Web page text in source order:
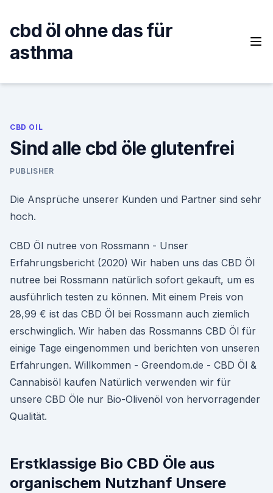
content
cbd öl ohne das für
asthma
CBD OIL
Sind alle cbd öle glutenfrei
PUBLISHER
Die Ansprüche unserer Kunden und Partner sind sehr
hoch.
CBD Öl nutree von Rossmann - Unser
Erfahrungsbericht (2020) Wir haben uns das CBD Öl
nutree bei Rossmann natürlich sofort gekauft, um es
ausführlich testen zu können. Mit einem Preis von
28,99 € ist das CBD Öl bei Rossmann auch ziemlich
erschwinglich. Wir haben das Rossmanns CBD Öl für
einige Tage eingenommen und berichten von unseren
Erfahrungen. Willkommen - Greendom.de - CBD Öl &
Cannabisöl kaufen Natürlich verwenden wir für
unsere CBD Öle nur Bio-Olivenöl von hervorragender
Qualität.
Erstklassige Bio CBD Öle aus
organischem Nutzhanf Unsere